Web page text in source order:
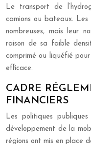
Le transport de
camions ou bateaux.
nombreuses, mais leur
raison de sa faible
comprimé ou liquéfié
efficace.
CADRE
FINANCIERS
Les politiques
développement de la
régions ont mis en place